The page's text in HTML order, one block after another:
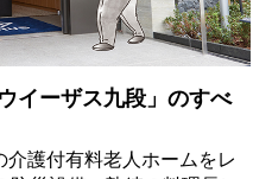
イーザス九段」のすべ
護付有料老人ホームをレ